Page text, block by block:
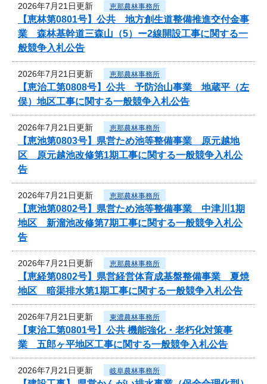
2026年7月21日更新 恵那農林事務所
【恵林第0801号】公共 地方創生道整備推進交付金事
業 森林基幹道三森山（5）ー2線開設工事に関する一
般競争入札公告
2026年7月21日更新 恵那農林事務所
【恵治工第0808号】公共 予防治山事業 地蔵平（左
俣）地区工事に関する一般競争入札公告
2026年7月21日更新 恵那農林事務所
【恵池第0803号】県営ため池等整備事業 原元越地
区 原元越池改修第1期工事に関する一般競争入札公
告
2026年7月21日更新 恵那農林事務所
【恵池第0802号】県営ため池等整備事業 中津川1期
地区 新溜池改修第7期工事に関する一般競争入札公
告
2026年7月21日更新 恵那農林事務所
【恵経第0802号】県営経営体育成基盤整備事業 夏焼
地区 暗渠排水第1期工事に関する一般競争入札公告
2026年7月21日更新 東濃農林事務所
【東治工第0801号】公共 機能強化・老朽化対策事
業 五郎ヶ平地区工事に関する一般競争入札公告
2026年7月21日更新 岐阜農林事務所